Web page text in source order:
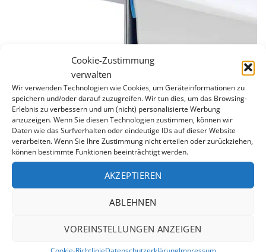
Cookie-Zustimmung
verwalten
Wir verwenden Technologien wie Cookies, um Geräteinformationen zu
speichern und/oder darauf zuzugreifen. Wir tun dies, um das Browsing-
Erlebnis zu verbessern und um (nicht) personalisierte Werbung
anzuzeigen. Wenn Sie diesen Technologien zustimmen, können wir
Daten wie das Surfverhalten oder eindeutige IDs auf dieser Website
verarbeiten. Wenn Sie Ihre Zustimmung nicht erteilen oder zurückziehen,
können bestimmte Funktionen beeinträchtigt werden.
AKZEPTIEREN
ABLEHNEN
VOREINSTELLUNGEN ANZEIGEN
7 Jahre Garantie
Wir sind von der Qualität unserer Produkte überzeugt.
Daher erstreckt sich unsere 7jährige Garantie auf die
Dichtheit der Schweißnähte und gegen Durchrosten